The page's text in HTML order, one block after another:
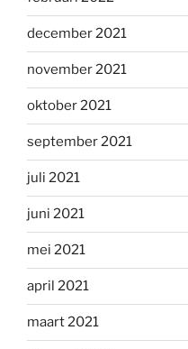
december 2021
november 2021
oktober 2021
september 2021
juli 2021
juni 2021
mei 2021
april 2021
maart 2021